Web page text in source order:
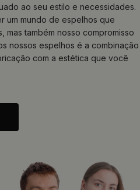
ao seu estilo e necessidades.
um mundo de espelhos que
mas também nosso compromisso
nossos espelhos é a combinação
com a estética que você